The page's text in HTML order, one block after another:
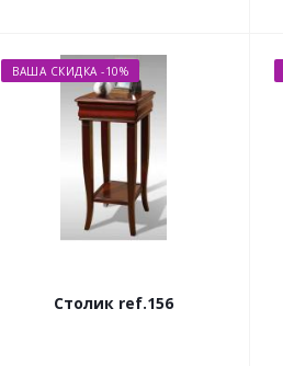
ВАША СКИДКА -10%
Столик ref.156